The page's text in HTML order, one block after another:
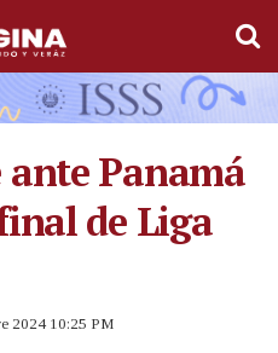
ante Panamá
de Liga
2024 10:25 PM